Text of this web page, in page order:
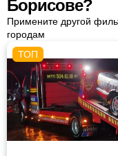
Борисове?
Примените другой
городам